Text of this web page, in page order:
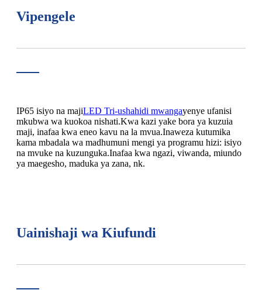
Vipengele
IP65 isiyo na majiLED Tri-ushahidi mwangayenye ufanisi
mkubwa wa kuokoa nishati.Kwa kazi yake bora ya kuzuia
maji, inafaa kwa eneo kavu na la mvua.Inaweza kutumika
kama mbadala wa madhumuni mengi ya programu hizi: isiyo
na mvuke na kuzunguka.Inafaa kwa ngazi, viwanda, miundo
ya maegesho, maduka ya zana, nk.
Uainishaji wa Kiufundi